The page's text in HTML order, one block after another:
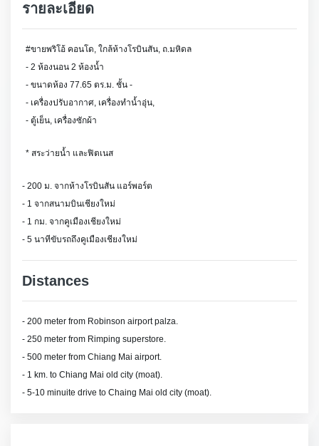
รายละเอียด
#ขายพริโอ้ คอนโด, ใกล้ห้างโรบินสัน, ถ.มหิดล
- 2 ห้องนอน 2 ห้องน้ำ
- ขนาดห้อง 77.65 ตร.ม. ชั้น -
- เครื่องปรับอากาศ, เครื่องทำน้ำอุ่น,
- ตู้เย็น, เครื่องซักผ้า
* สระว่ายน้ำ และฟิตเนส
- 200 ม. จากห้างโรบินสัน แอร์พอร์ต
- 1 จากสนามบินเชียงใหม่
- 1 กม. จากคูเมืองเชียงใหม่
- 5 นาทีขับรถถึงคูเมืองเชียงใหม่
Distances
- 200 meter from Robinson airport palza.
- 250 meter from Rimping superstore.
- 500 meter from Chiang Mai airport.
- 1 km. to Chiang Mai old city (moat).
- 5-10 minuite drive to Chaing Mai old city (moat).